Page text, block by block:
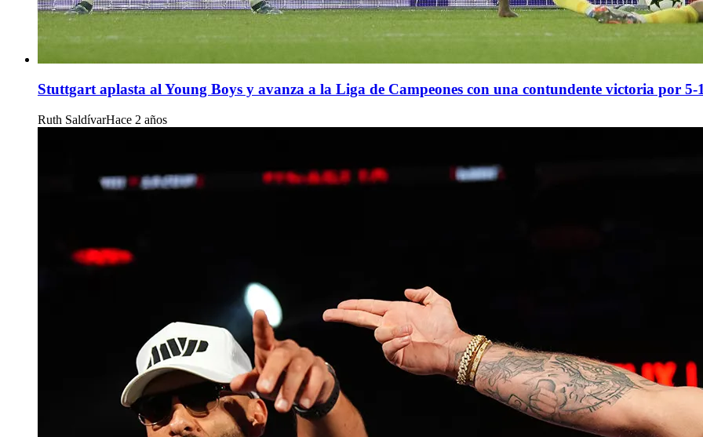
Stuttgart aplasta al Young Boys y avanza a la Liga de Campeones con una contundente victoria por 5-
Ruth SaldívarHace 2 años